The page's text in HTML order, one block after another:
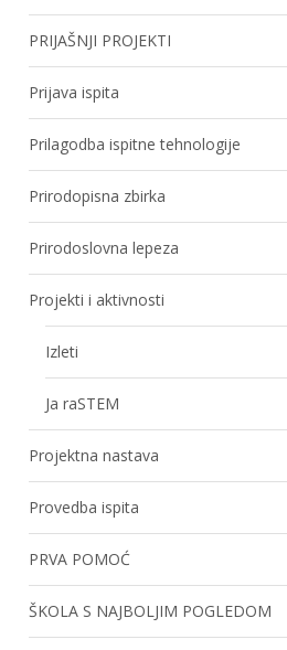
PRIJAŠNJI PROJEKTI
Prijava ispita
Prilagodba ispitne tehnologije
Prirodopisna zbirka
Prirodoslovna lepeza
Projekti i aktivnosti
Izleti
Ja raSTEM
Projektna nastava
Provedba ispita
PRVA POMOĆ
ŠKOLA S NAJBOLJIM POGLEDOM